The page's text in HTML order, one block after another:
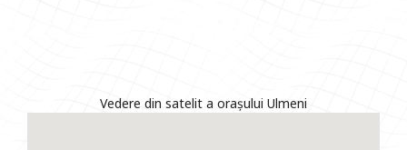
Vedere din satelit a orașului Ulmeni